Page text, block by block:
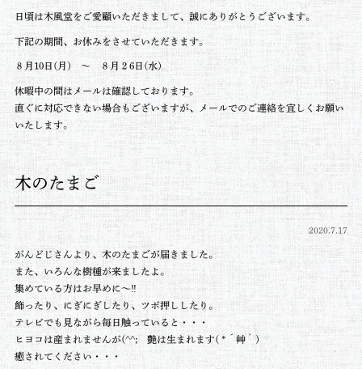
日頃は木風堂をご愛顧いただきまして、誠にありがとうございます。
下記の期間、お休みをさせていただきます。
８月10日(月) ～ ８月２6日(水)
休暇中の間は メールは確認しております。
直ぐに対応できない場合もございますが、
メールでのご連絡を宜しくお願い
いたします。
木のたまご
2020.7.17
がんどじさんより、木のたまごが届きました。
また、いろんな樹種が来ましたよ。
集めている方はお早めに～‼
飾ったり、にぎにぎしたり、ツボ押ししたり。
テレビでも見ながら毎日触っていると・・・
ヒヨコは産まれませんが(^^; 艶は生まれます( *´艸｀)
癒されてください・・・